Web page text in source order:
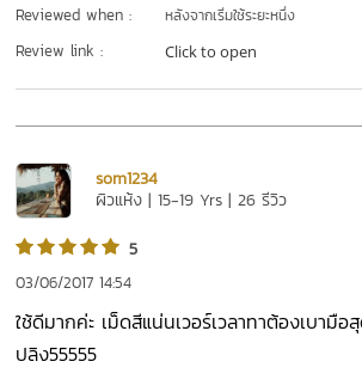
Reviewed when : หลังจากเริ่มใช้ระยะหนึ่ง
Review link : Click to open
som1234
ผิวแห้ง | 15-19 Yrs | 26 รีวิว
5
03/06/2017 14:54
ใช้ดีมากค่ะ เม็ดสีแน่นเวอร์เวลาทาต้องเบามือ
ปลิง55555